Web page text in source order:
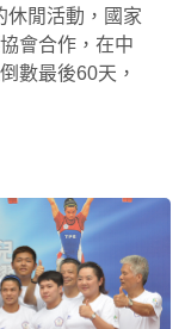
休閒活動，國家
會合作，在中
數最後60天，